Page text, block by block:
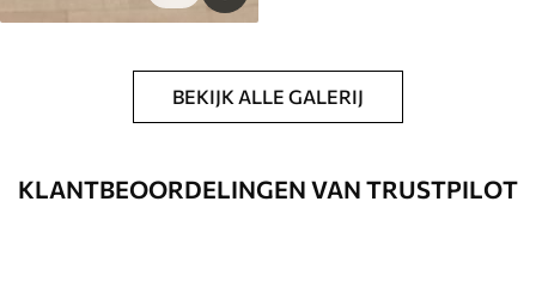
BEKIJK ALLE GALERIJ
KLANTBEOORDELINGEN VAN TRUSTPILOT